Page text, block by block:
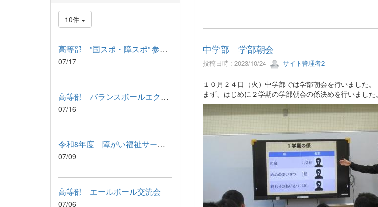
中学部 学部朝会
投稿日時 : 2023/10/24 サイト管理者2
１０月２４日（火）中学部では学部朝会を行いました。
まず、はじめに２学期の学部朝会の係決めを行いました。
10件
高等部 ”国スポ・障スポ” 参加記念品 引渡式
07/17
高等部 バランスボールエクササイズ
07/16
令和8年度 障がい福祉サービス利用に関わる説明会が行われました
07/09
高等部 エールボール交流会
07/06